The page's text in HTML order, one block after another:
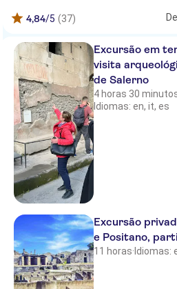
Termini
Hotel Teatro di Pompeo
Hotel Casa Caprile
Direzione Porto Turistico Di
Rocci L/002
Hotel Amalfi
Villa Corallium
Hotel Simon
Montesarchiorooms
Hotel Soggiorno Salesiano
Park Hotel Terme
4,84/5 (37)
Excursão em
visita
de Salerno
4 horas 30
Idiomas: en, it, es
Excursão
e Positano,
11 horas· Idiomas: